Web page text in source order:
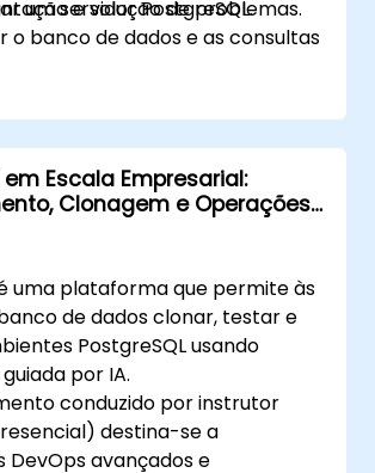
e solução de problemas.
um servidor PostgreSQL.
o banco de dados e as consultas
e escalar um servidor
Escala Empresarial:
Clonagem e Operações
IA
uma plataforma que permite às
de dados clonar, testar e
PostgreSQL usando
por IA.
conduzido por instrutor
destina-se a
DevOps avançados e